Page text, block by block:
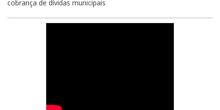
cobrança de dívidas municipais